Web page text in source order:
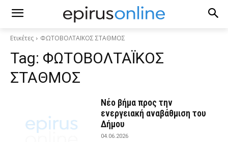
Ετικέτες ΦΩΤΟΒΟΛΤΑΪΚΟΣ ΣΤΑΘΜΟΣ
Tag: ΦΩΤΟΒΟΛΤΑΪΚΟΣ
ΣΤΑΘΜΟΣ
Νέο βήμα προς την
ενεργειακή αναβάθμιση του
Δήμου
04.06.2026